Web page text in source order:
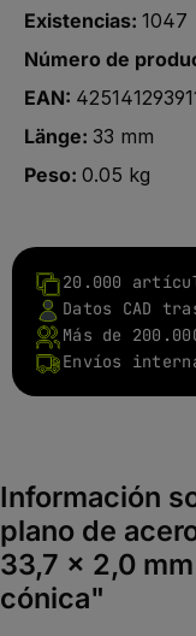
Existencias: 1047
Número de
EAN:
Länge: 33 mm
Peso: 0.05 kg
20.000
Datos CAD
Más de
Envíos
Información
plano de
33,7 x 2,0
cónica"